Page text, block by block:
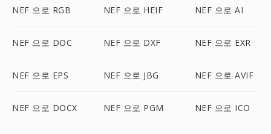
NEF 으로 RGB NEF 으로 HEIF NEF 으로 AI
NEF 으로 DOC NEF 으로 DXF NEF 으로 EXR
NEF 으로 EPS NEF 으로 JBG NEF 으로 AVIF
NEF 으로 DOCX NEF 으로 PGM NEF 으로 ICO